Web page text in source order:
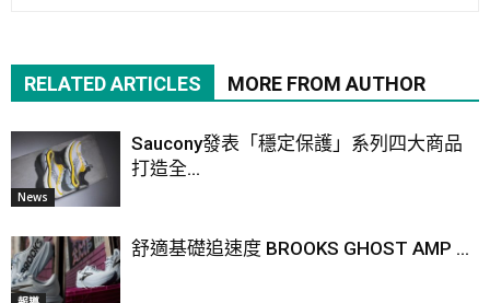
RELATED ARTICLES MORE FROM AUTHOR
News
Saucony發表「穩定保護」系列四大商品
打造全...
舒適基礎追速度 BROOKS GHOST AMP ...